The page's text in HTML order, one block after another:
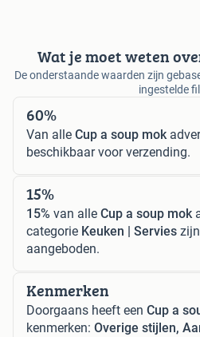
Wat je moet weten
De onderstaande waarden zijn
ingestelde
60%
Van alle Cup a soup mok
beschikbaar voor verzending.
15%
15% van alle Cup a soup mok
categorie Keuken | Servies
aangeboden.
Kenmerken
Doorgaans heeft een Cup a
kenmerken: Overige stijlen,